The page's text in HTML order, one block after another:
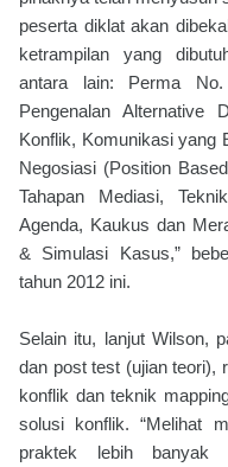
peserta diklat akan
ketrampilan yang
antara lain: Perma
Pengenalan Alternative
Konflik, Komunikasi yang
Negosiasi (Position
Tahapan Mediasi,
Agenda, Kaukus dan
& Simulasi Kasus,”
tahun 2012 ini.
Selain itu, lanjut Wilson,
dan post test (ujian teori),
konflik dan teknik
solusi konflik. “Melihat
praktek lebih